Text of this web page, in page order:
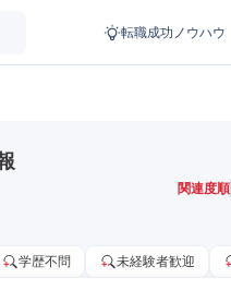
転職成功ノウハウ
関連度順
学歴不問 未経験者歓迎